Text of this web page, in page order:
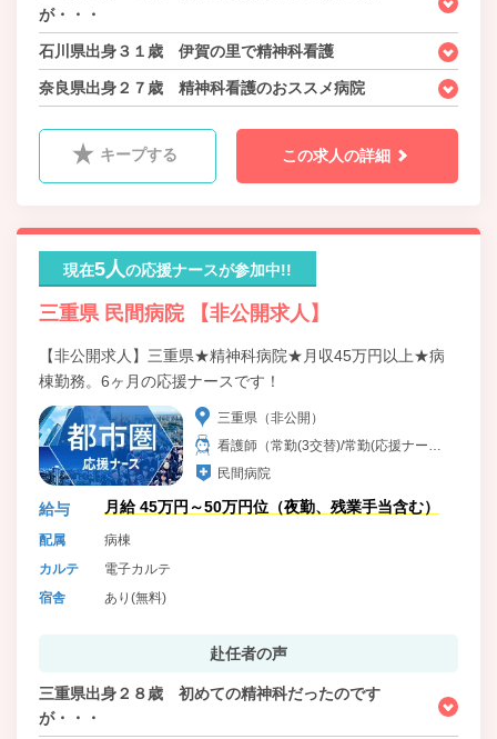
が・・・
石川県出身３１歳 伊賀の里で精神科看護
奈良県出身２７歳 精神科看護のおススメ病院
キープする この求人の詳細
現在5人の応援ナースが参加中!!
三重県 民間病院 【非公開求人】
【非公開求人】三重県★精神科病院★月収45万円以上★病
棟勤務。6ヶ月の応援ナースです！
三重県（非公開）
看護師（常勤(3交替)/常勤(応援ナー
ス)）
民間病院
給与 月給 45万円～50万円位（夜勤、残業手当含む）
配属
病棟
カルテ
電子カルテ
宿舎
あり(無料)
赴任者の声
三重県出身２８歳 初めての精神科だったのです
が・・・